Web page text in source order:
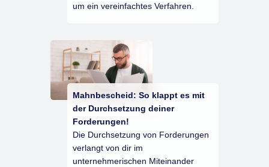
um ein vereinfachtes Verfahren.
Mahnbescheid: So klappt es mit
der Durchsetzung deiner
Forderungen!
Die Durchsetzung von Forderungen
verlangt von dir im
unternehmerischen Miteinander